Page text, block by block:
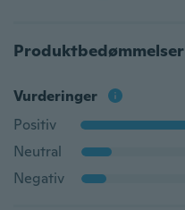
Produktbedømmelser
Vurderinger
Positiv
Neutral
Negativ